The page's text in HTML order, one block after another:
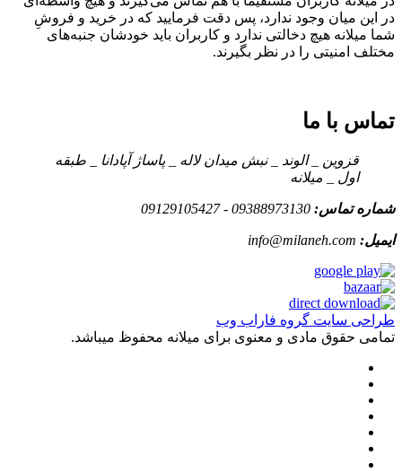
در این میان وجود ندارد، پس دقت فرمایید که در خرید و فروشِ
شما میلانه هیچ دخالتی ندارد و کاربران باید خودشان جنبه‌های
مختلف امنیتی را در نظر بگیرند.
تماس با ما
قزوین _ الوند _ نبش میدان لاله _ پاساژ آپادانا _ طبقه
اول _ میلانه
شماره تماس: 09388973130 - 09129105427
ایمیل: info@milaneh.com
طراحی سایت گروه فاراب وب
تمامی حقوق مادی و معنوی برای میلانه محفوظ میباشد.